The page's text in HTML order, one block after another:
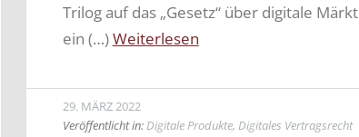
Trilog auf das „Gesetz“ über digitale
ein (…)Weiterlesen
29. MÄRZ 2022
Veröffentlicht in: Digitale Produkte, Digitales Vertragsrecht